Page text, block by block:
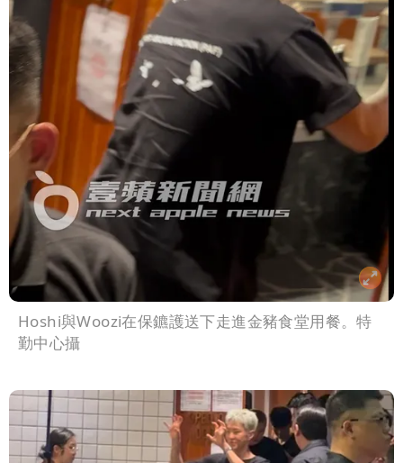
Hoshi與Woozi在保鑣護送下走進金豬食堂用餐。特
勤中心攝